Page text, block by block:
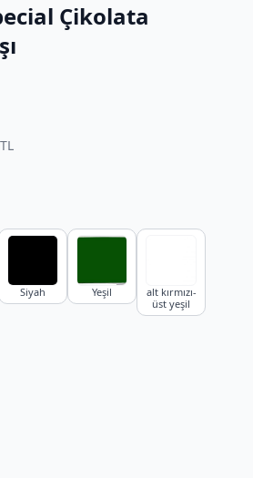
Çikolata
Siyah Yeşil
alt kırmızı-
üst yeşil